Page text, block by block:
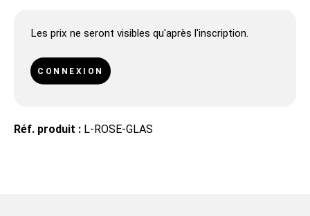
Les prix ne seront visibles qu'après l'inscription.
CONNEXION
Réf. produit : L-ROSE-GLAS